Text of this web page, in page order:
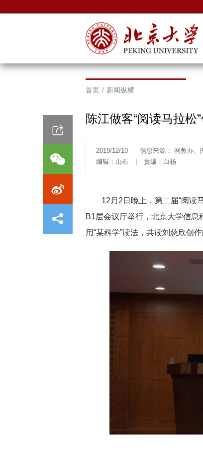
首页 / 新闻纵横
陈江做客“阅读马拉松
2019/12/10
信息来源： 网教办、
编辑：山石
责编：白杨
12月2日晚上，第二届“阅读
B1层会议厅举行，北京大学信息
用“某科学”读法，共读刘慈欣创